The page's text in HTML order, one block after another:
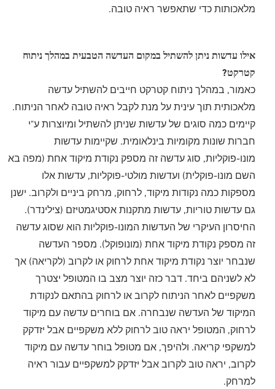
מלאכותות כדי שתאפשר ראיה טובה.
אילו עדשות ניתן להשתיל במקום העדשה הטבעית במהלך ניתוח
קטרקט?
כאמור, במהלך ניתוח קטרקט חייבים להשתיל עדשה
מלאכותית תוך עינית על מנת לקבל ראיה טובה לאחר הניתוח.
קיימים כמה סוגים של עדשות שניתן להשתיל ומיוצרות ע"י
חברות שונות מקומיות בינלאומית. שקיימות עדשות
מונו-פוקליות, סוג עדשה זה מספק נקודת מיקוד אחת (מפה בא
השם מונו-פוקלית) ועדשות מולטי-פוקליות, עדשות אלו
מספקות כמה נקודות מיקוד, לרחוק, מרחק ביניים ולקרוב. ישנן
גם עדשות טוריות, עדשות מתקנות אסטיגמטיזם (צילינדר).
החיסרון העיקרי של העדשות המונו-פוקליות הוא שסוג עדשה
זה מספק נקודת מיקוד אחת (מונופוקל). מספר העדשה
שנבחר יוצר נקודת מיקוד אחת לרחוק או לקרוב (לקריאה) אך
לא לשניהם ביחד. דבר כזה יוצר מצב בו המטופל יצטרך
משקפיים לאחר הניתוח לקרוב או לרחוק בהתאם לנקודת
המיקוד של העדשה שנבחרה. אם בוחרים עדשה עם מיקוד
לרחוק, המטופל יראה טוב לרחוק ללא משקפיים אבל יזדקק
למשקפי קריאה. ולהיפך, אם מטופל בוחר עדשה עם מיקוד
לקרוב, יראה טוב לקרוב אבל יזדקק למשקפיים עבור ראיה
למרחק.